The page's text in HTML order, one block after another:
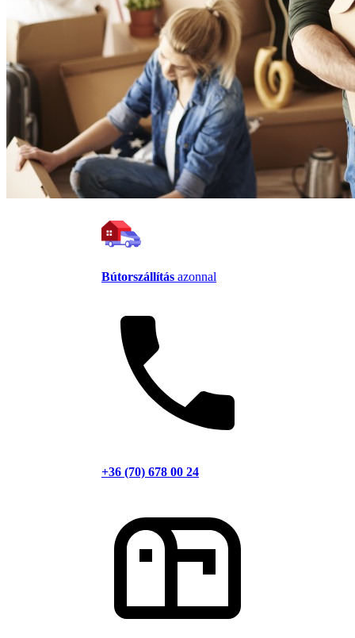
Bútorszállítás azonnal
+36 (70) 678 00 24